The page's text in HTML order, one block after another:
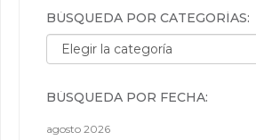
BÚSQUEDA POR CATEGORÍAS:
Búsqueda por categorías:
BÚSQUEDA POR FECHA:
agosto 2026